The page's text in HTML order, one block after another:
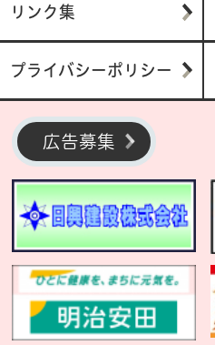
リンク集
プライバシーポリシー
広告募集